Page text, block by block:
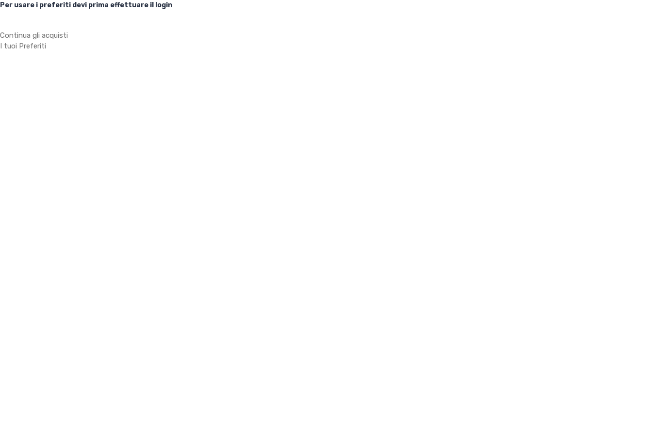
Per usare i preferiti devi prima effettuare il login
Continua gli acquisti
I tuoi Preferiti